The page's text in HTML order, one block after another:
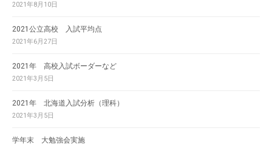
2021年8月10日
2021公立高校 入試平均点
2021年6月27日
2021年 高校入試ボーダーなど
2021年3月5日
2021年 北海道入試分析（理科）
2021年3月5日
学年末 大勉強会実施